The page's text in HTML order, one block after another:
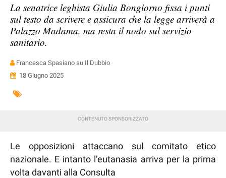
La senatrice leghista Giulia Bongiorno fissa i punti
sul testo da scrivere e assicura che la legge arriverà a
Palazzo Madama, ma resta il nodo sul servizio
sanitario.
Francesca Spasiano su Il Dubbio
18 Giugno 2025
Le opposizioni attaccano sul comitato etico
nazionale. E intanto l’eutanasia arriva per la prima
volta davanti alla Consulta